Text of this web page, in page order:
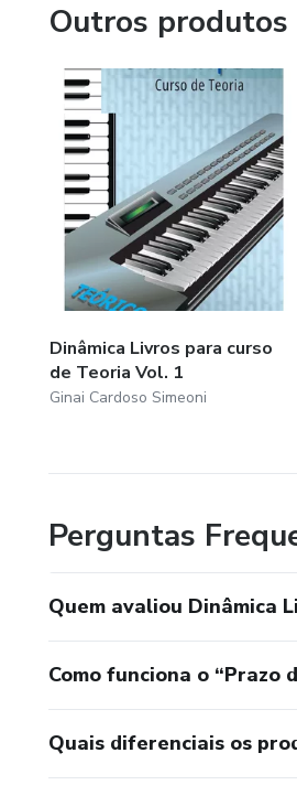
Outros produtos
Dinâmica Livros para curso
de Teoria Vol. 1
Ginai Cardoso Simeoni
Perguntas
Quem avaliou Dinâmica
Como funciona o “Prazo
Quais diferenciais os